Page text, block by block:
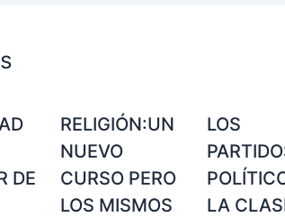
DE
RELIGIÓN:UN
NUEVO
CURSO PERO
LOS MISMOS
LOS
LA